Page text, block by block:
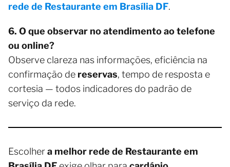
rede de Restaurante em Brasília DF.
6. O que observar no atendimento ao telefone
ou online?
Observe clareza nas informações, eficiência na
confirmação de reservas, tempo de resposta e
cortesia — todos indicadores do padrão de
serviço da rede.
Escolhera melhor rede de Restaurante em